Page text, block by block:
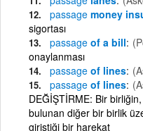
passage money
sigortası
passage of a bill
onaylanması
passage of lines
passage of lines
DEĞİŞTİRME: Bir
bulunan diğer bir birlik
giriştiği bir harekat